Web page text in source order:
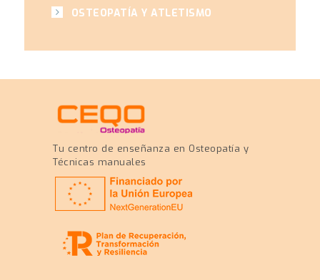
OSTEOPATÍA Y ATLETISMO
Tu centro de enseñanza en Osteopatía y
Técnicas manuales